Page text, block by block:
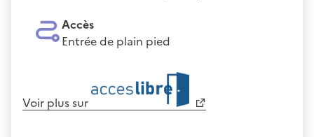
Accès
Entrée de plain pied
Voir plus sur